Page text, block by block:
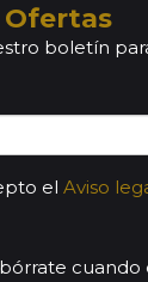
boletín
el Aviso
bórrate cuando